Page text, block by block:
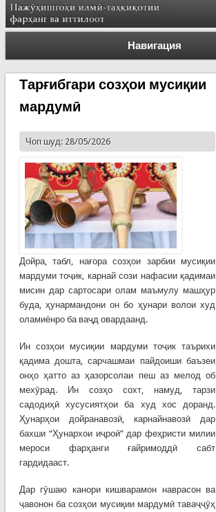
Навигация
Тарғибгари созҳои мусиқии
мардумӣ
Чоп шуд: 28/05/2026
Дойра, табл, нағора созҳои зарбии мусиқии
мардуми тоҷик, карнай сози нафасии қадимаи
мисин дар сартосари олам маъмулу машҳур
буда, ҳунармандони он бо ҳунари волои худ
оламиёнро ба ваҷд овардаанд.
Ин созҳои мусиқии мардуми тоҷик таърихи
қадима дошта, сарчашмаи пайдоиши баъзеи
онҳо ҳатто аз ҳазорсолаи пеш аз мелод об
мехӯрад. Ин созҳо сохт, намуд, тарзи
садодиҳӣ хусусиятҳои ба худ хос доранд.
Ҳунарҳои дойранавозӣ, карнайнавозӣ дар
бахши “Ҳунархои иҷроӣ” дар феҳристи милии
мероси фарҳанги ғайримоддӣ сабт
гардидааст.
Дар гӯшаю канори кишварамон наврасон ва
ҷавонон ба созҳои мусиқии мардумӣ таваҷҷӯҳ